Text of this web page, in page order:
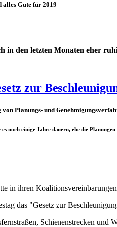
alles Gute für 2019
in den letzten Monaten eher
zur
von Planungs- und
es noch einige Jahre dauern, ehe die
in ihren
das "Gesetz zur
Schienenstrecken und